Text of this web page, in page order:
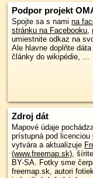
Podpor projekt
Spojte sa s nami na
stránku na Facebooku,
umiestnite odkaz na
Ale hlavne doplňte
články do wikipédie, ...
Zdroj dát
Mapové údaje
prístupná pod licenciou
vytvára a aktualizuje
(www.freemap.sk),
BY-SA. Fotky sme
freemap.sk, autori